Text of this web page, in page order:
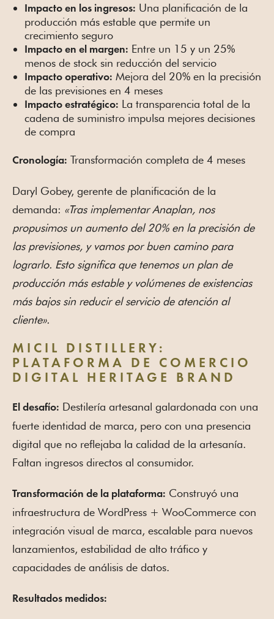
Impacto en los ingresos: Una planificación de la
producción más estable que permite un
crecimiento seguro
Impacto en el margen: Entre un 15 y un 25%
menos de stock sin reducción del servicio
Impacto operativo: Mejora del 20% en la precisión
de las previsiones en 4 meses
Impacto estratégico: La transparencia total de la
cadena de suministro impulsa mejores decisiones
de compra
Cronología: Transformación completa de 4 meses
Daryl Gobey, gerente de planificación de la
demanda: «Tras implementar Anaplan, nos
propusimos un aumento del 20% en la precisión de
las previsiones, y vamos por buen camino para
lograrlo. Esto significa que tenemos un plan de
producción más estable y volúmenes de existencias
más bajos sin reducir el servicio de atención al
cliente».
MICIL DISTILLERY:
PLATAFORMA DE COMERCIO
DIGITAL HERITAGE BRAND
El desafío: Destilería artesanal galardonada con una
fuerte identidad de marca, pero con una presencia
digital que no reflejaba la calidad de la artesanía.
Faltan ingresos directos al consumidor.
Transformación de la plataforma: Construyó una
infraestructura de WordPress + WooCommerce con
integración visual de marca, escalable para nuevos
lanzamientos, estabilidad de alto tráfico y
capacidades de análisis de datos.
Resultados medidos: